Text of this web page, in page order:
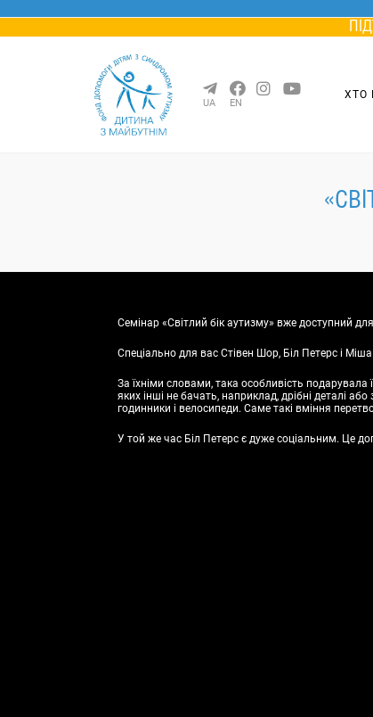
to
UA EN
ХТО
Семінар «Світлий бік аутизму» вже доступний
Спеціально для вас Стівен Шор, Біл Петерс і
За їхніми словами, така особливість подарувала
яких інші не бачать, наприклад, дрібні деталі
годинники і велосипеди. Саме такі вміння
У той же час Біл Петерс є дуже соціальним. Це